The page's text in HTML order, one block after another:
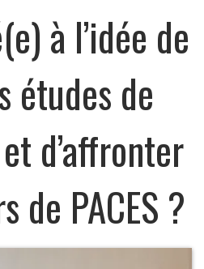
à l’idée de
études de
d’affronter
de PACES ?